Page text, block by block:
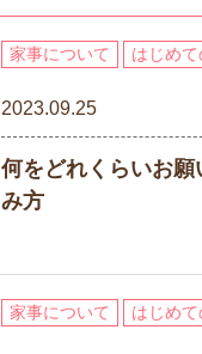
家事について はじめ
2023.09.25
何をどれくらいお
み方
家事について はじめ